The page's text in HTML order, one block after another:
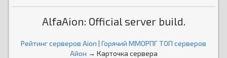
AlfaAion: Official server build.
Рейтинг серверов Aion | Горячий ММОРПГ ТОП серверов
Айон → Карточка сервера